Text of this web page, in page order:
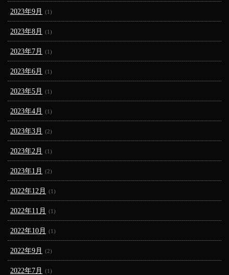
2023年9月 (1)
2023年8月 (1)
2023年7月 (1)
2023年6月 (1)
2023年5月 (1)
2023年4月 (1)
2023年3月 (2)
2023年2月 (1)
2023年1月 (2)
2022年12月 (1)
2022年11月 (1)
2022年10月 (1)
2022年9月 (2)
2022年7月 (1)